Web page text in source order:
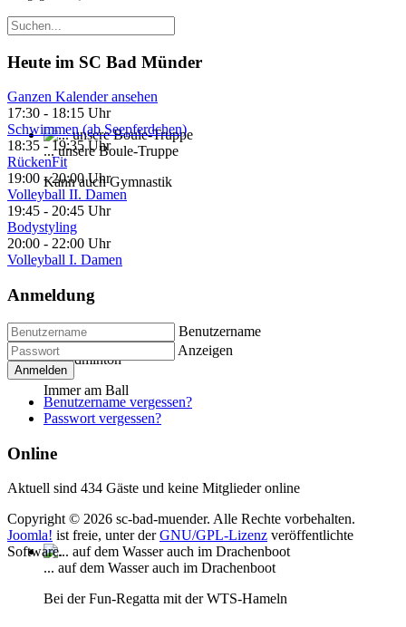
... unsere Boule-Truppe
Kann auch Gymnastik
... Badminton
Immer am Ball
... auf dem Wasser auch im Drachenboot
Bei der Fun-Regatta mit der WTS-Hameln
Heute im SC Bad Münder
Ganzen Kalender ansehen
17:30 - 18:15 Uhr
Schwimmen (ab Seepferdchen)
18:35 -19:35 Uhr
RückenFit
19:00 -20:00 Uhr
Volleyball II. Damen
19:45 - 20:45 Uhr
Bodystyling
20:00 - 22:00 Uhr
Volleyball I. Damen
Anmeldung
Benutzername
Anzeigen
Anmelden
Benutzername vergessen?
Passwort vergessen?
Online
Aktuell sind 434 Gäste und keine Mitglieder online
Copyright © 2026 sc-bad-muender. Alle Rechte vorbehalten.
Joomla! ist freie, unter derGNU/GPL-Lizenz veröffentlichte
Software.